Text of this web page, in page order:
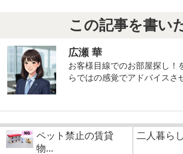
この記事を書い
広瀬 華
お客様目線でのお部屋探し！
らではの感覚でアドバイスさ
ペット禁止の賃貸
物...
二人暮ら